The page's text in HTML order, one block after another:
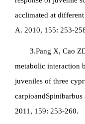
acclimated at
A. 2010, 155: 253-
3.Pang X, Cao
metabolic interaction
juveniles of three
carpioandSpinibarbus
2011, 159: 253-260.